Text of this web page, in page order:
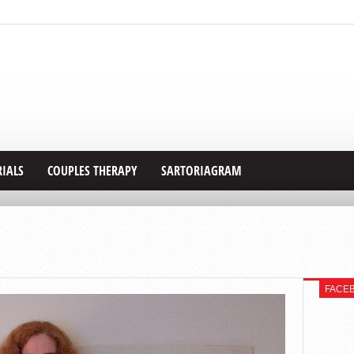
COUPLES THERAPY SARTORIAGRAM